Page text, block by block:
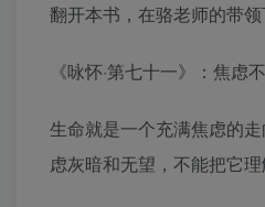
翻开本书，在骆老师的带
《咏怀·第七十一》：焦虑
生命就是一个充满焦虑的
虑灰暗和无望，不能把它